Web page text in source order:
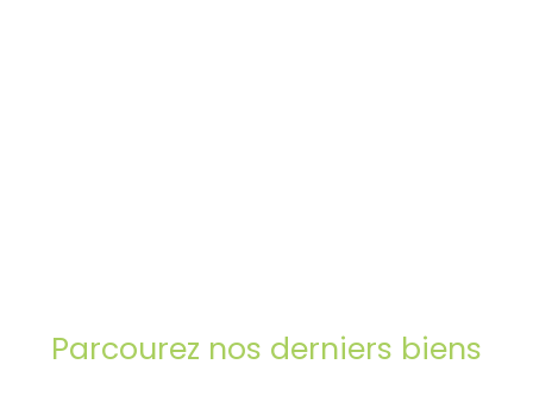
Parcourez nos derniers biens